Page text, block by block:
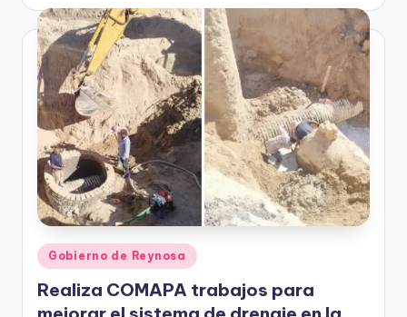
Publicado
en
Gobierno de Reynosa
Realiza COMAPA trabajos para